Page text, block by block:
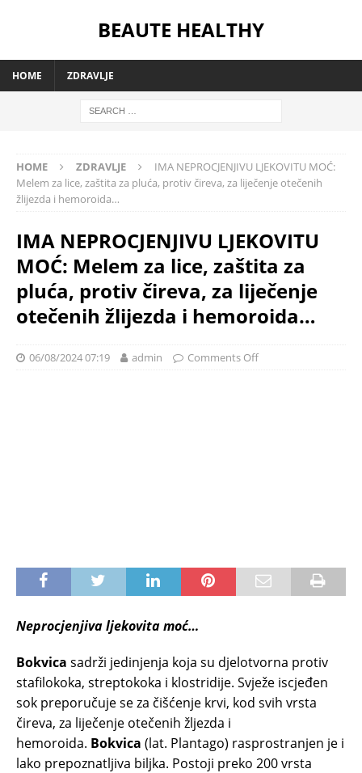
BEAUTE HEALTHY
HOME ZDRAVLJE
HOME ZDRAVLJE
IMA NEPROCJENJIVU LJEKOVITU MOĆ:
Melem za lice, zaštita za pluća, protiv čireva, za liječenje otečenih
žlijezda i hemoroida…
IMA NEPROCJENJIVU LJEKOVITU
MOĆ: Melem za lice, zaštita za
pluća, protiv čireva, za liječenje
otečenih žlijezda i hemoroida…
06/08/2024 07:19 admin Comments Off
Neprocjenjiva ljekovita moć…
Bokvica sadrži jedinjenja koja su djelotvorna protiv
stafilokoka, streptokoka i klostridije. Svježe iscjeđen
sok preporučuje se za čišćenje krvi, kod svih vrsta
čireva, za liječenje otečenih žljezda i
hemoroida. Bokvica (lat. Plantago) rasprostranjen je i
lako prepoznatljiva biljka. Postoji preko 200 vrsta